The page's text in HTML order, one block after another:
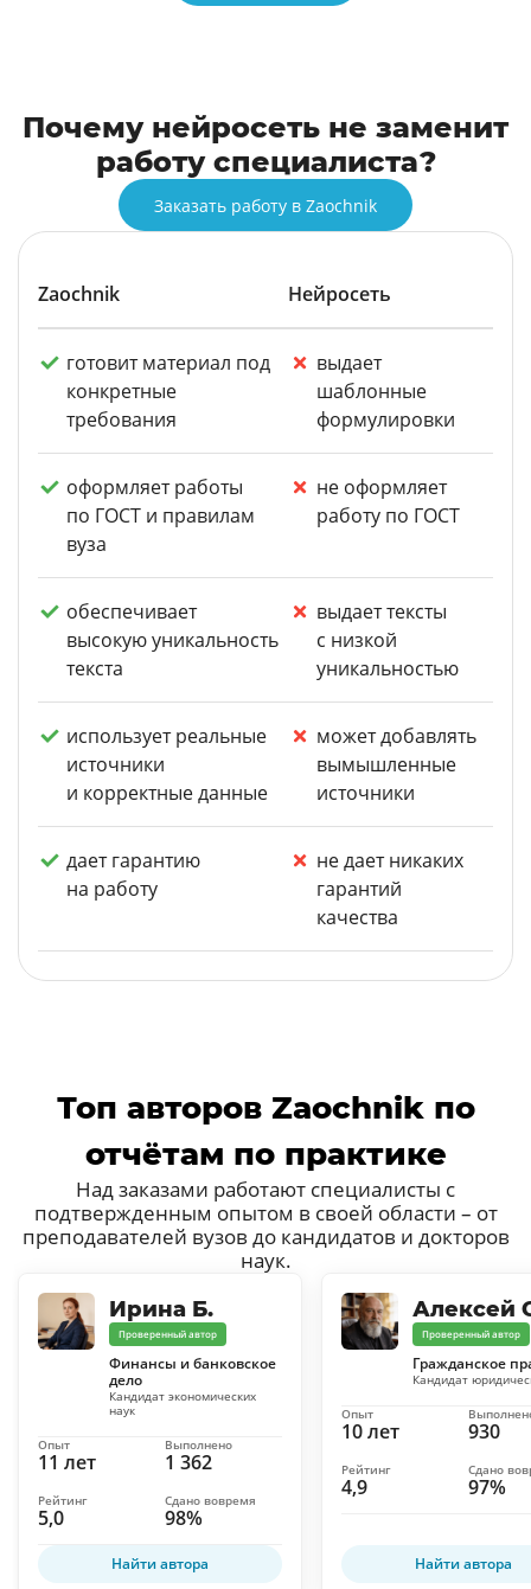
Почему нейросеть не заменит
работу специалиста?
Заказать работу в Zaochnik
Zaochnik Нейросеть
готовит материал под
конкретные
требования
выдает
шаблонные
формулировки
оформляет работы
по ГОСТ и правилам
вуза
не оформляет
работу по ГОСТ
обеспечивает
высокую уникальность
текста
выдает тексты
с низкой
уникальностью
использует реальные
источники
и корректные данные
может добавлять
вымышленные
источники
дает гарантию
на работу
не дает никаких
гарантий
качества
Топ авторов Zaochnik по
отчётам по практике
Над заказами работают специалисты с
подтвержденным опытом в своей области – от
преподавателей вузов до кандидатов и докторов
наук.
Ирина Б.
Проверенный автор
Финансы и банковское
дело
Кандидат экономических
наук
11 лет
Опыт
1 362
Выполнено
5,0
Рейтинг
98%
Сдано вовремя
Найти автора
Алексей
Проверенный автор
Гражданское
Кандидат
10 лет
Опыт
930
4,9
Рейтинг
97%
Сдано
Найти автора